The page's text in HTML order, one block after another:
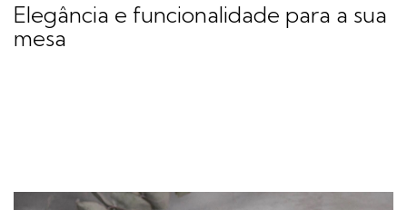
Elegância e funcionalidade para a sua
mesa